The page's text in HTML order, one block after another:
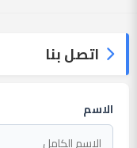
اتصل بنا
الاسم